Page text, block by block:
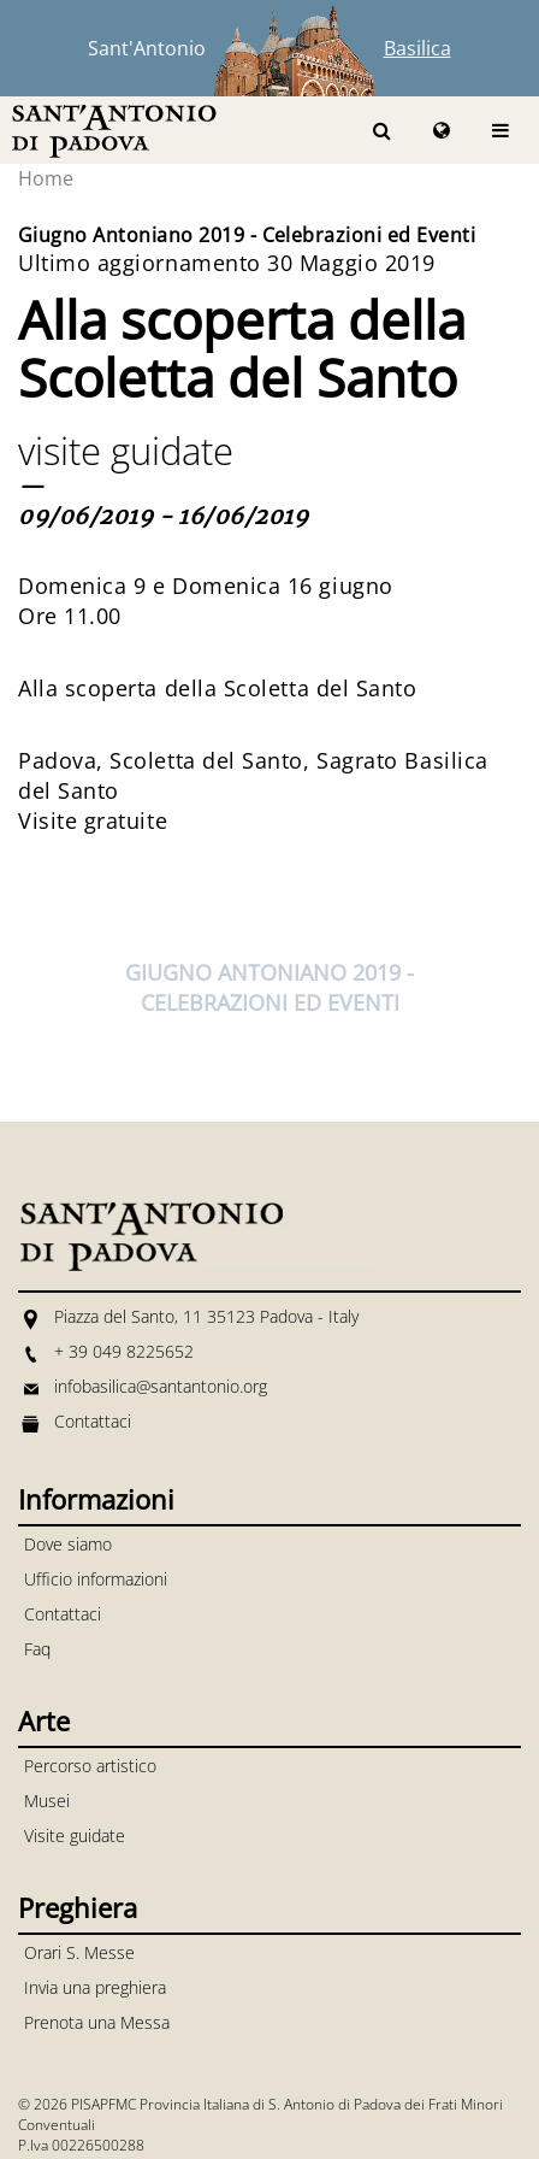
Sant'Antonio Basilica
Home
Giugno Antoniano 2019 - Celebrazioni ed Eventi
Ultimo aggiornamento 30 Maggio 2019
Alla scoperta della
Scoletta del Santo
visite guidate
—
09/06/2019 - 16/06/2019
Domenica 9 e Domenica 16 giugno
Ore 11.00
Alla scoperta della Scoletta del Santo
Padova, Scoletta del Santo, Sagrato Basilica
del Santo
Visite gratuite
GIUGNO ANTONIANO 2019 -
CELEBRAZIONI ED EVENTI
Piazza del Santo, 11 35123 Padova - Italy
+ 39 049 8225652
infobasilica@santantonio.org
Contattaci
Informazioni
Dove siamo
Ufficio informazioni
Contattaci
Faq
Arte
Percorso artistico
Musei
Visite guidate
Preghiera
Orari S. Messe
Invia una preghiera
Prenota una Messa
© 2026 PISAPFMC Provincia Italiana di S. Antonio di Padova dei Frati Minori
Conventuali
P.Iva 00226500288